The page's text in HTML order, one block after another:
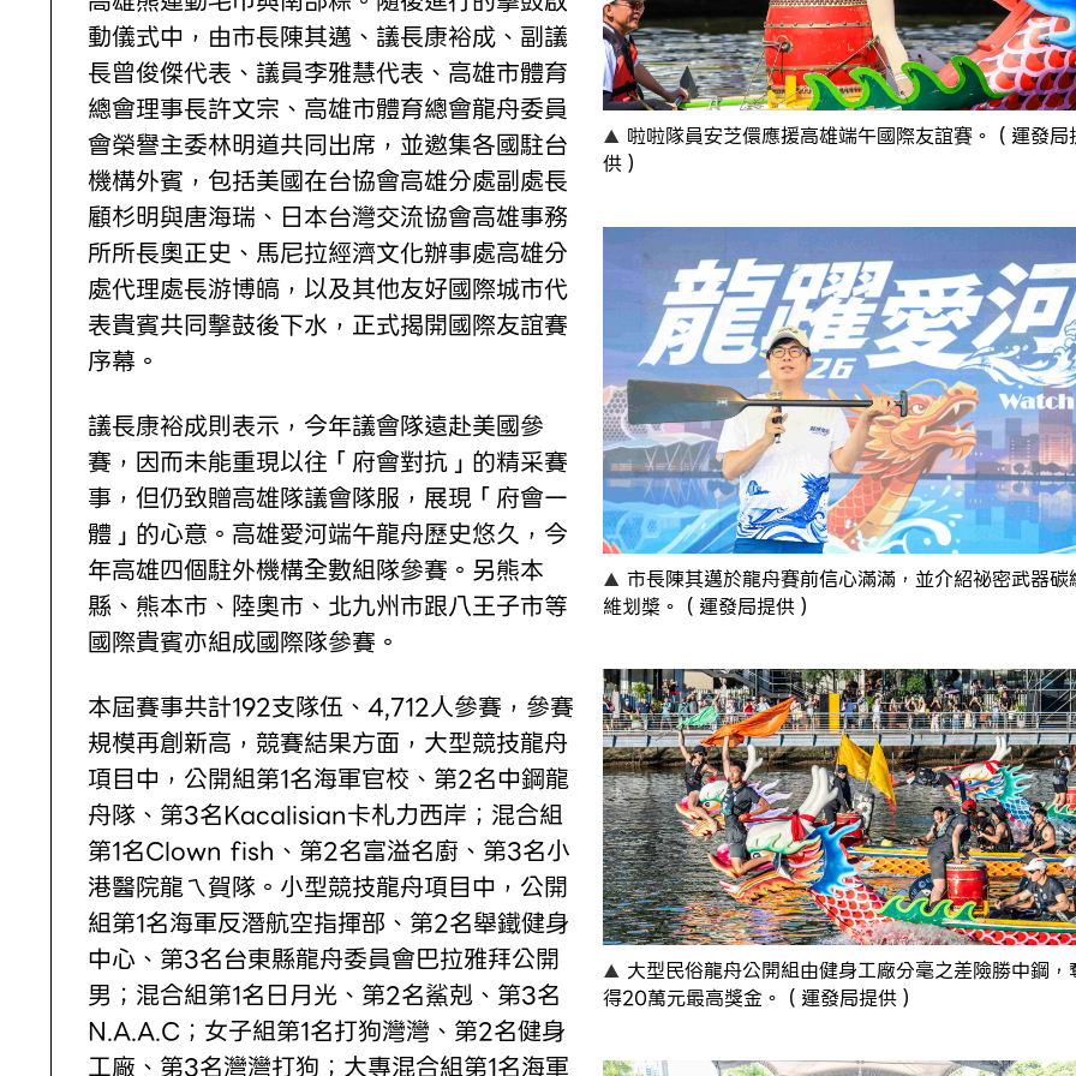
動儀式中，由市長陳其邁、議長康裕成、副議
長曾俊傑代表、議員李雅慧代表、高雄市體育
總會理事長許文宗、高雄市體育總會龍舟委員
會榮譽主委林明道共同出席，並邀集各國駐台
機構外賓，包括美國在台協會高雄分處副處長
顧杉明與唐海瑞、日本台灣交流協會高雄事務
所所長奧正史、馬尼拉經濟文化辦事處高雄分
處代理處長游博皜，以及其他友好國際城市代
表貴賓共同擊鼓後下水，正式揭開國際友誼賽
序幕。
議長康裕成則表示，今年議會隊遠赴美國參
賽，因而未能重現以往「府會對抗」的精采賽
事，但仍致贈高雄隊議會隊服，展現「府會一
體」的心意。高雄愛河端午龍舟歷史悠久，今
年高雄四個駐外機構全數組隊參賽。另熊本
縣、熊本市、陸奧市、北九州市跟八王子市等
國際貴賓亦組成國際隊參賽。
本屆賽事共計192支隊伍、4,712人參賽，參賽
規模再創新高，競賽結果方面，大型競技龍舟
項目中，公開組第1名海軍官校、第2名中鋼龍
舟隊、第3名Kacalisian卡札力西岸；混合組
第1名Clown fish、第2名富溢名廚、第3名小
港醫院龍ㄟ賀隊。小型競技龍舟項目中，公開
組第1名海軍反潛航空指揮部、第2名舉鐵健身
中心、第3名台東縣龍舟委員會巴拉雅拜公開
男；混合組第1名日月光、第2名鯊剋、第3名
N.A.A.C；女子組第1名打狗灣灣、第2名健身
工廠、第3名灣灣打狗；大專混合組第1名海軍
啦啦隊員安芝儇應援高雄端午國際友誼賽。（運發局
供）
市長陳其邁於龍舟賽前信心滿滿，並介紹祕密武器碳
維划槳。（運發局提供）
大型民俗龍舟公開組由健身工廠分毫之差險勝中鋼，
得20萬元最高獎金。（運發局提供）